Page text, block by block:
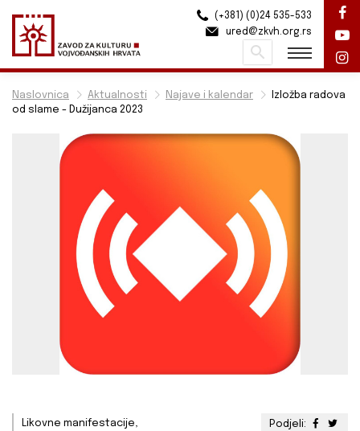
Naslovnica Aktualnosti Najave i kalendar
Izložba radova
od slame - Dužijanca 2023
Podjeli:
Likovne manifestacije,
(+381) (0)24 535-533
ured@zkvh.org.rs
Pretraži